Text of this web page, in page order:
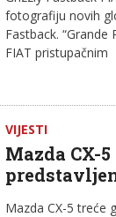
fotografiju novih
Fastback.
FIAT pristupačnim
VIJESTI
Mazda CX-
Mazda CX-5 treće